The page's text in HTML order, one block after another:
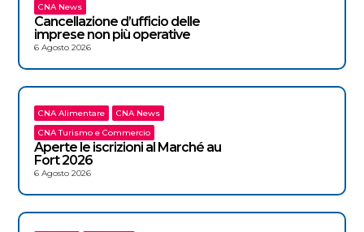
CNA News
Cancellazione d’ufficio delle
imprese non più operative
6 Agosto 2026
CNA Alimentare
CNA News
CNA Turismo e Commercio
Aperte le iscrizioni al Marché au
Fort 2026
6 Agosto 2026